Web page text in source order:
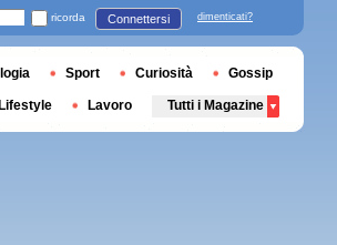
ricorda Connettersi dimenticati?
Sport Curiosità Gossip
Lifestyle Lavoro Tutti i Magazine